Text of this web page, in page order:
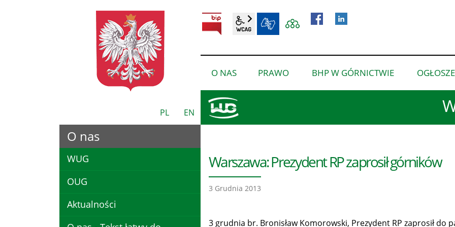
PL EN
BIP wcag2.1
O NAS
pokaż
podmenu
PRAWO
pokaż
podmenu
BHP W GÓRNICTWIE
pokaż
podmenu
Warszawa: Prezydent RP zaprosił górników
3 Grudnia 2013
3 grudnia br. Bronisław Komorowski, Prezydent RP zaprosił do
O nas
WUG
OUG
Aktualności